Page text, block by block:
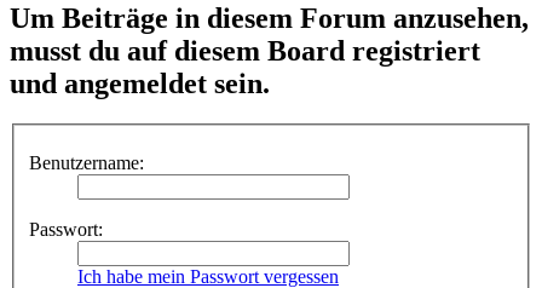
Um Beiträge in diesem Forum anzusehen,
musst du auf diesem Board registriert
und angemeldet sein.
Benutzername:
Passwort:
Ich habe mein Passwort vergessen